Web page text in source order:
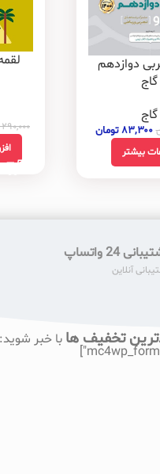
دوازدهم
گاج
گاج
۸۳,۳۰۰ تومان
بیشتر
۲۹۰,۰۰۰
24 واتساپ
آنلاین
تخفیف ها با خبر شوید: